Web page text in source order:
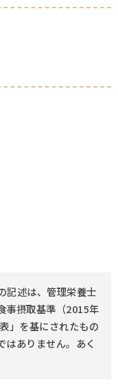
記述は、管理栄養士
事摂取基準（2015年
」を基にされたもの
はありません。あく